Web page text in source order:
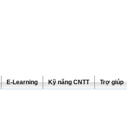
E-Learning Kỹ năng CNTT Trợ giúp